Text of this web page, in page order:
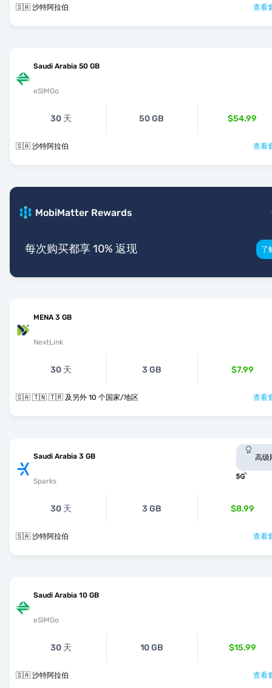
🇸🇦 沙特阿拉伯 查看
Saudi Arabia 50 GB
eSIMGo
30 天 50 GB $54.99
🇸🇦 沙特阿拉伯 查看
MobiMatter Rewards
每次购买都享 10% 返现 了
MENA 3 GB
NextLink
30 天 3 GB $7.99
🇸🇦 🇹🇳 🇹🇷 及另外 10 个国家/地区 查看
Saudi Arabia 3 GB
Sparks
高级
30 天 3 GB $8.99
🇸🇦 沙特阿拉伯 查看
Saudi Arabia 10 GB
eSIMGo
30 天 10 GB $15.99
🇸🇦 沙特阿拉伯 查看